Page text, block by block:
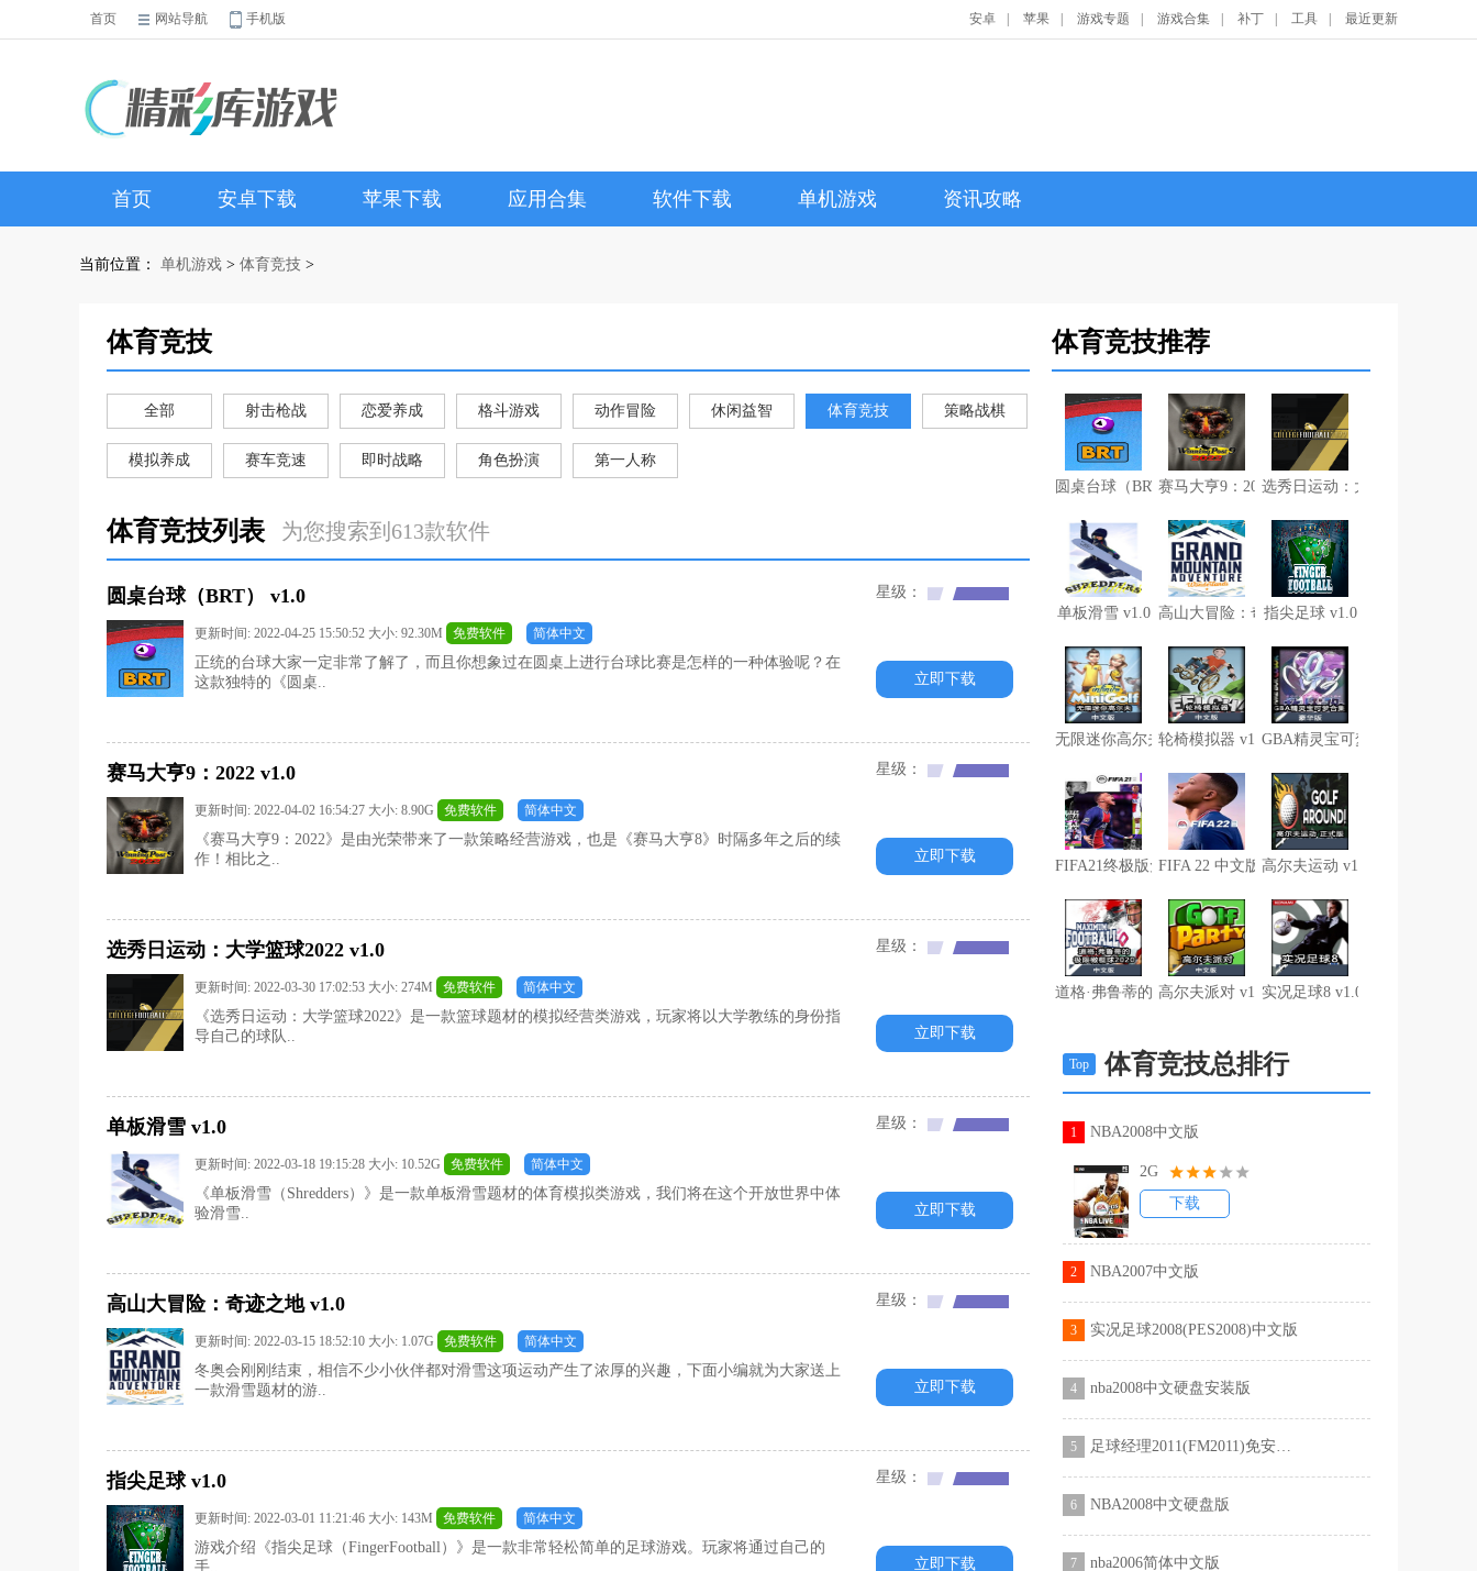
首页 网站导航 手机版 安卓 苹果 游戏专题 游戏合集 补丁 工具 最近更新
首页 安卓下载 苹果下载 应用合集 软件下载 单机游戏 资讯攻略
当前位置： 单机游戏 > 体育竞技 >
体育竞技
全部 射击枪战 恋爱养成 格斗游戏 动作冒险 休闲益智 体育竞技 策略战棋
模拟养成 赛车竞速 即时战略 角色扮演 第一人称
体育竞技列表 为您搜索到613款软件
圆桌台球（BRT） v1.0
更新时间: 2022-04-25 15:50:52 大小: 92.30M 免费软件 简体中文
正统的台球大家一定非常了解了，而且你想象过在圆桌上进行台球比赛是怎样的一种体验呢？在
这款独特的《圆桌..
星级：
立即下载
赛马大亨9：2022 v1.0
更新时间: 2022-04-02 16:54:27 大小: 8.90G 免费软件 简体中文
《赛马大亨9：2022》是由光荣带来了一款策略经营游戏，也是《赛马大亨8》时隔多年之后的续
作！相比之..
星级：
立即下载
选秀日运动：大学篮球2022 v1.0
更新时间: 2022-03-30 17:02:53 大小: 274M 免费软件 简体中文
《选秀日运动：大学篮球2022》是一款篮球题材的模拟经营类游戏，玩家将以大学教练的身份指
导自己的球队..
星级：
立即下载
单板滑雪 v1.0
更新时间: 2022-03-18 19:15:28 大小: 10.52G 免费软件 简体中文
《单板滑雪（Shredders）》是一款单板滑雪题材的体育模拟类游戏，我们将在这个开放世界中体
验滑雪..
星级：
立即下载
高山大冒险：奇迹之地 v1.0
更新时间: 2022-03-15 18:52:10 大小: 1.07G 免费软件 简体中文
冬奥会刚刚结束，相信不少小伙伴都对滑雪这项运动产生了浓厚的兴趣，下面小编就为大家送上
一款滑雪题材的游..
星级：
立即下载
指尖足球 v1.0
更新时间: 2022-03-01 11:21:46 大小: 143M 免费软件 简体中文
游戏介绍《指尖足球（FingerFootball）》是一款非常轻松简单的足球游戏。玩家将通过自己的
手..
星级：
立即下载
体育竞技推荐
圆桌台球（BRT） v1.0赛马大亨9：2022 v1.0选秀日运动：大学篮球2022 v1.0
单板滑雪 v1.0 高山大冒险：奇迹之地 v1.0
指尖足球 v1.0
无限迷你高尔夫 v1.0轮椅模拟器 v1.0GBA精灵宝可梦合集 v1.0
FIFA21终极版免安装 v1.0FIFA 22 中文版 v1.0高尔夫运动 v1.0
道格·弗鲁蒂的极限橄榄球2020 v1.0
高尔夫派对 v1.0实况足球8 v1.0
Top 体育竞技总排行
1 NBA2008中文版
2G
下载
2 NBA2007中文版
3 实况足球2008(PES2008)中文版
4 nba2008中文硬盘安装版
5 足球经理2011(FM2011)免安装中文版
6 NBA2008中文硬盘版
7 nba2006简体中文版